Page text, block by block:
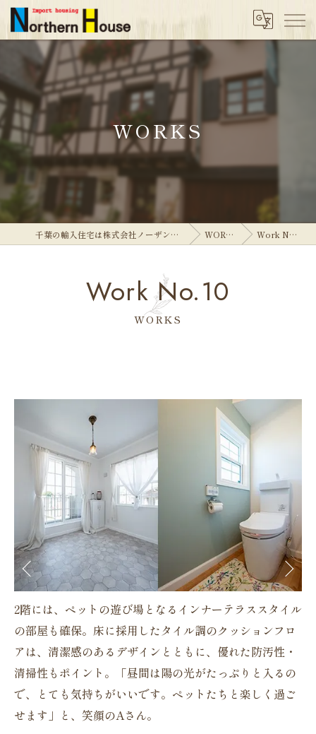
WORKS
千葉の輸入住宅は株式会社ノーザンハウス WORKS Work No.10
WORKS
Work No.10
2階には、ペットの遊び場となるインナーテラススタイル
の部屋も確保。床に採用したタイル調のクッションフロ
アは、清潔感のあるデザインとともに、優れた防汚性・
清掃性もポイント。「昼間は陽の光がたっぷりと入るの
で、とても気持ちがいいです。ペットたちと楽しく過ご
せます」と、笑顔のAさん。